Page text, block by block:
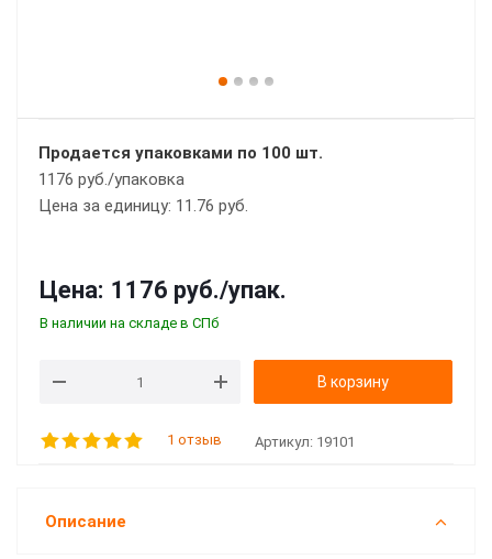
Продается упаковками по 100 шт.
1176 руб./упаковка
Цена за единицу: 11.76 руб.
Цена: 1176 руб./упак.
В наличии на складе в СПб
В корзину
1 отзыв Артикул: 19101
Описание